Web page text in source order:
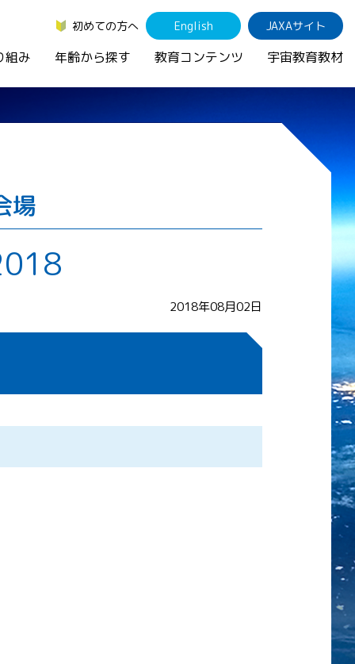
初めての方へ English JAXAサイト
組み 年齢から探す 教育コンテンツ 宇宙教育教材
場
2018年08月02日